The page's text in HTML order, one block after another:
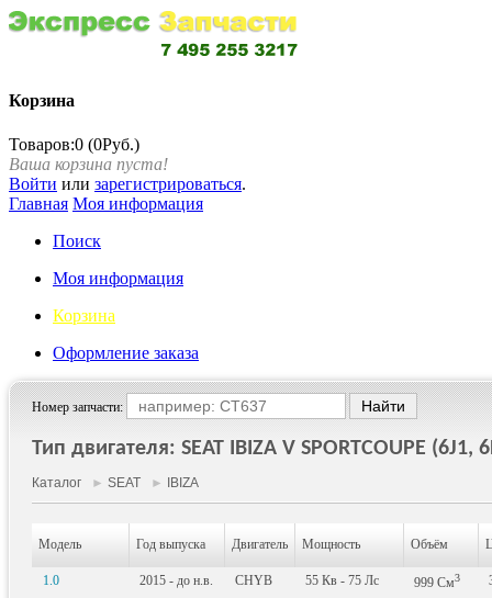
Корзина
Товаров:0 (0Руб.)
Ваша корзина пуста!
Войти или зарегистрироваться.
Главная Моя информация
Поиск
Моя информация
Корзина
Оформление заказа
Номер запчасти:
Тип двигателя: SEAT IBIZA V SPORTCOUPE (6J1,
Каталог ► SEAT ► IBIZA
Модель Год выпуска Двигатель Мощность Объём
1.0 2015 - до н.в. CHYB 55 Кв - 75 Лс 999 См3